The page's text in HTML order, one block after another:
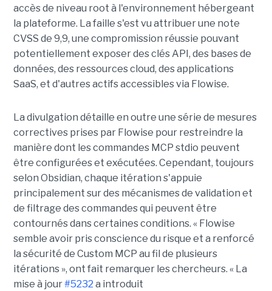
accès de niveau root à l'environnement hébergeant
la plateforme. La faille s'est vu attribuer une note
CVSS de 9,9, une compromission réussie pouvant
potentiellement exposer des clés API, des bases de
données, des ressources cloud, des applications
SaaS, et d'autres actifs accessibles via Flowise.
La divulgation détaille en outre une série de mesures
correctives prises par Flowise pour restreindre la
manière dont les commandes MCP stdio peuvent
être configurées et exécutées. Cependant, toujours
selon Obsidian, chaque itération s'appuie
principalement sur des mécanismes de validation et
de filtrage des commandes qui peuvent être
contournés dans certaines conditions. « Flowise
semble avoir pris conscience du risque et a renforcé
la sécurité de Custom MCP au fil de plusieurs
itérations », ont fait remarquer les chercheurs. « La
mise à jour#5232 a introduit